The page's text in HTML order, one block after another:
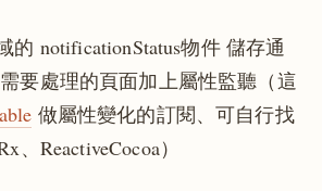
的 notificationStatus物件 儲存通
要處理的頁面加上屬性監聽（這
做屬性變化的訂閱、可自行找
ReactiveCocoa）